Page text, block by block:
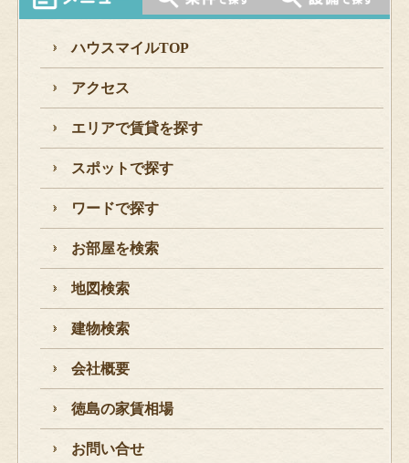
ハウスマイルTOP
アクセス
エリアで賃貸を探す
スポットで探す
ワードで探す
お部屋を検索
地図検索
建物検索
会社概要
徳島の家賃相場
お問い合せ